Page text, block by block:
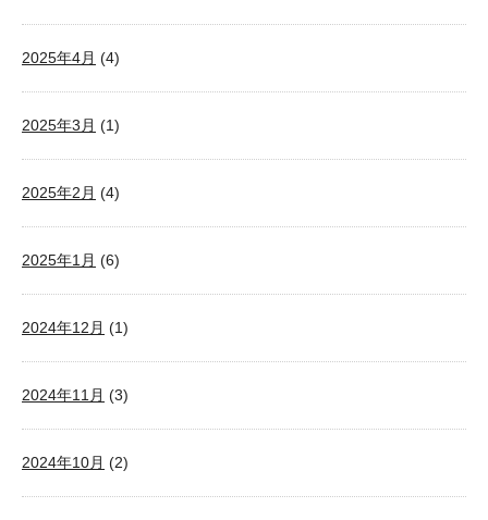
2025年4月 (4)
2025年3月 (1)
2025年2月 (4)
2025年1月 (6)
2024年12月 (1)
2024年11月 (3)
2024年10月 (2)